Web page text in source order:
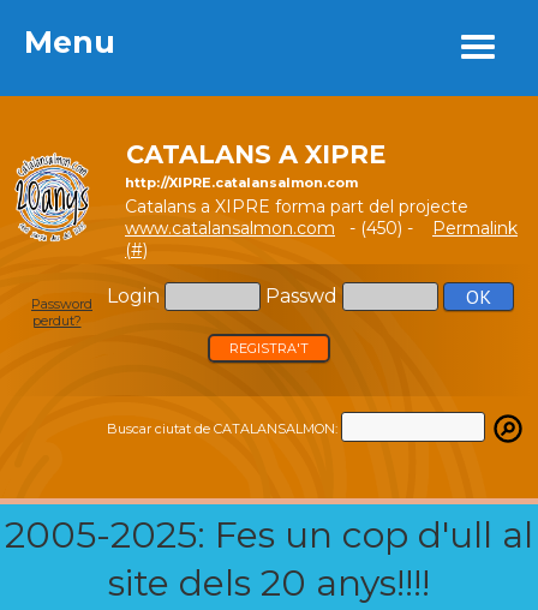
Menu
CATALANS A XIPRE
http://XIPRE.catalansalmon.com
Catalans a XIPRE forma part del projecte
www.catalansalmon.com - (450) - Permalink
(#)
Login Passwd
Password
perdut?
REGISTRA'T
Buscar ciutat de CATALANSALMON:
2005-2025: Fes un cop d'ull al
site dels 20 anys!!!!
Menu